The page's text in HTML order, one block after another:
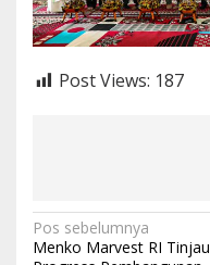
Post Views: 187
N
Pos sebelumnya
Menko Marvest RI Tinjau